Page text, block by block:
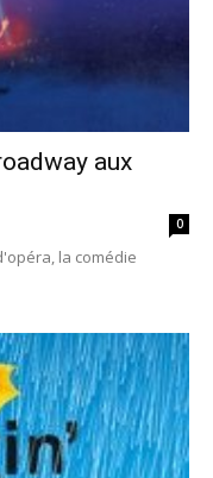
aux
0
la comédie